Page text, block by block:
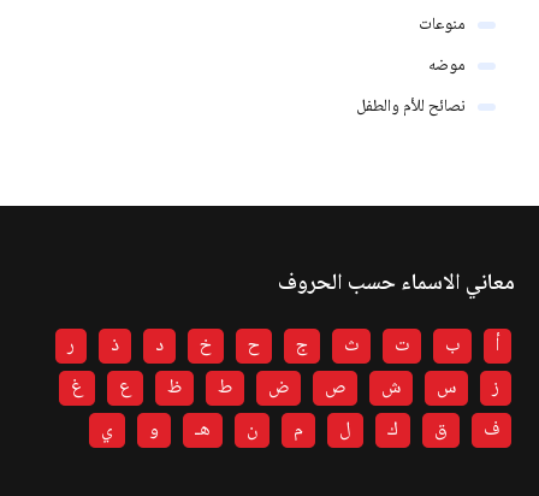
منوعات
موضه
نصائح للأم والطفل
معاني الاسماء حسب الحروف
أ ب ت ث ج ح خ د ذ
ر
ز
س ش ص ض ط ظ ع
غ
ف
ق ك ل م ن هـ و ي